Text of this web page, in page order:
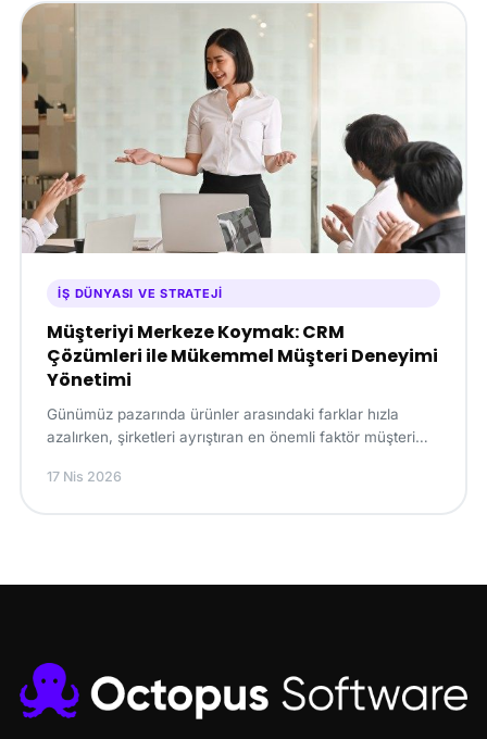
İŞ DÜNYASI VE STRATEJI
Müşteriyi Merkeze Koymak: CRM
Çözümleri ile Mükemmel Müşteri Deneyimi
Yönetimi
Günümüz pazarında ürünler arasındaki farklar hızla
azalırken, şirketleri ayrıştıran en önemli faktör müşteri
17 Nis 2026